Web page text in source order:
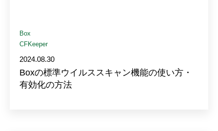
Box
CFKeeper
2024.08.30
Boxの標準ウイルススキャン機能の使い方・
有効化の方法